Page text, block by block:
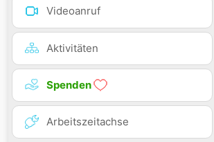
Videoanruf
Aktivitäten
Spenden
Arbeitszeitachse